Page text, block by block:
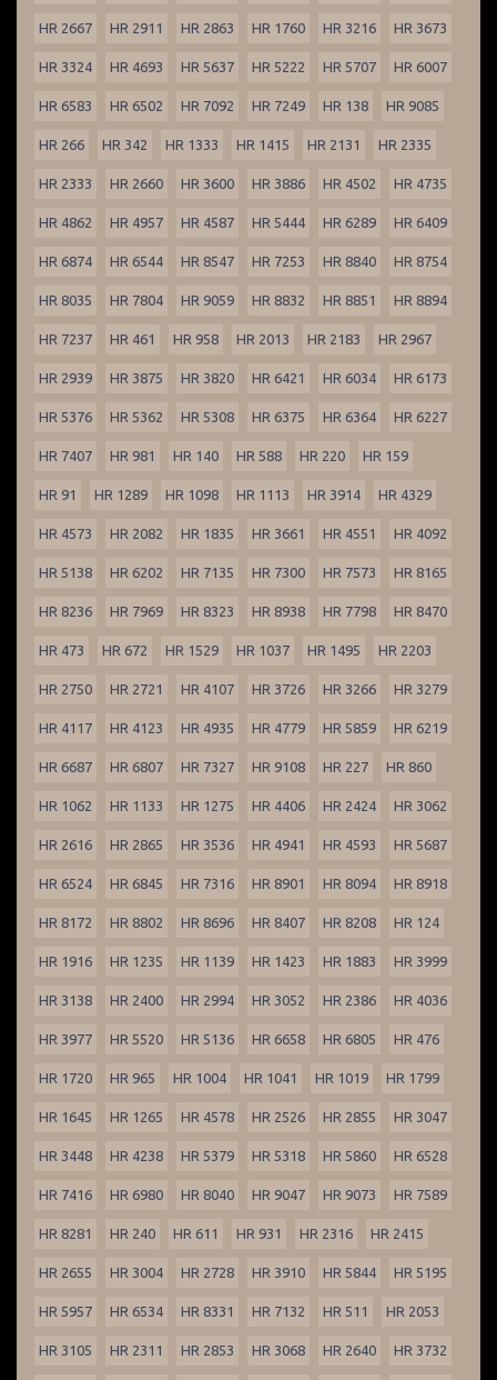
HR 2667 HR 2911 HR 2863 HR 1760 HR 3216 HR 3673
HR 3324 HR 4693 HR 5637 HR 5222 HR 5707 HR 6007
HR 6583 HR 6502 HR 7092 HR 7249 HR 138 HR 9085
HR 266 HR 342 HR 1333 HR 1415 HR 2131 HR 2335
HR 2333 HR 2660 HR 3600 HR 3886 HR 4502 HR 4735
HR 4862 HR 4957 HR 4587 HR 5444 HR 6289 HR 6409
HR 6874 HR 6544 HR 8547 HR 7253 HR 8840 HR 8754
HR 8035 HR 7804 HR 9059 HR 8832 HR 8851 HR 8894
HR 7237 HR 461 HR 958 HR 2013 HR 2183 HR 2967
HR 2939 HR 3875 HR 3820 HR 6421 HR 6034 HR 6173
HR 5376 HR 5362 HR 5308 HR 6375 HR 6364 HR 6227
HR 7407 HR 981 HR 140 HR 588 HR 220 HR 159
HR 91 HR 1289 HR 1098 HR 1113 HR 3914 HR 4329
HR 4573 HR 2082 HR 1835 HR 3661 HR 4551 HR 4092
HR 5138 HR 6202 HR 7135 HR 7300 HR 7573 HR 8165
HR 8236 HR 7969 HR 8323 HR 8938 HR 7798 HR 8470
HR 473 HR 672 HR 1529 HR 1037 HR 1495 HR 2203
HR 2750 HR 2721 HR 4107 HR 3726 HR 3266 HR 3279
HR 4117 HR 4123 HR 4935 HR 4779 HR 5859 HR 6219
HR 6687 HR 6807 HR 7327 HR 9108 HR 227 HR 860
HR 1062 HR 1133 HR 1275 HR 4406 HR 2424 HR 3062
HR 2616 HR 2865 HR 3536 HR 4941 HR 4593 HR 5687
HR 6524 HR 6845 HR 7316 HR 8901 HR 8094 HR 8918
HR 8172 HR 8802 HR 8696 HR 8407 HR 8208 HR 124
HR 1916 HR 1235 HR 1139 HR 1423 HR 1883 HR 3999
HR 3138 HR 2400 HR 2994 HR 3052 HR 2386 HR 4036
HR 3977 HR 5520 HR 5136 HR 6658 HR 6805 HR 476
HR 1720 HR 965 HR 1004 HR 1041 HR 1019 HR 1799
HR 1645 HR 1265 HR 4578 HR 2526 HR 2855 HR 3047
HR 3448 HR 4238 HR 5379 HR 5318 HR 5860 HR 6528
HR 7416 HR 6980 HR 8040 HR 9047 HR 9073 HR 7589
HR 8281 HR 240 HR 611 HR 931 HR 2316 HR 2415
HR 2655 HR 3004 HR 2728 HR 3910 HR 5844 HR 5195
HR 5957 HR 6534 HR 8331 HR 7132 HR 511 HR 2053
HR 3105 HR 2311 HR 2853 HR 3068 HR 2640 HR 3732